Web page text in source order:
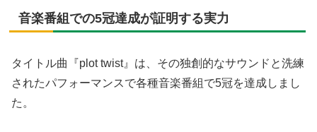
音楽番組での5冠達成が証明する実力
タイトル曲『plot twist』は、その独創的なサウンドと洗練
されたパフォーマンスで各種音楽番組で5冠を達成しまし
た。